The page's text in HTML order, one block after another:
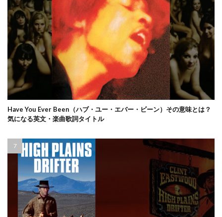
Have You Ever Been（ハブ・ユー・エバー・ビーン）その意味とは？
気になる英文・楽曲歌詞タイトル